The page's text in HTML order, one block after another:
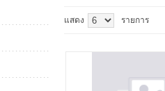
แสดง รายการ